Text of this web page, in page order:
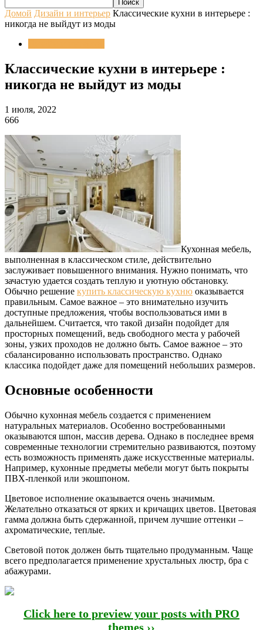
Домой Дизайн и интерьер Классические кухни в интерьере :
никогда не выйдут из моды
Классические кухни в интерьере :
никогда не выйдут из моды
1 июля, 2022
666
Кухонная мебель,
выполненная в классическом стиле, действительно
заслуживает повышенного внимания. Нужно понимать, что
зачастую удается создать теплую и уютную обстановку.
Обычно решение купить классическую кухню оказывается
правильным. Самое важное – это внимательно изучить
доступные предложения, чтобы воспользоваться ими в
дальнейшем. Считается, что такой дизайн подойдет для
просторных помещений, ведь свободного места у рабочей
зоны, узких проходов не должно быть. Самое важное – это
сбалансированно использовать пространство. Однако
классика подойдет даже для помещений небольших размеров.
Основные особенности
Обычно кухонная мебель создается с применением
натуральных материалов. Особенно востребованными
оказываются шпон, массив дерева. Однако в последнее время
современные технологии стремительно развиваются, поэтому
есть возможность применять даже искусственные материалы.
Например, кухонные предметы мебели могут быть покрыты
ПВХ-пленкой или экошпоном.
Цветовое исполнение оказывается очень значимым.
Желательно отказаться от ярких и кричащих цветов. Цветовая
гамма должна быть сдержанной, причем лучшие оттенки –
ахроматические, теплые.
Световой поток должен быть тщательно продуманным. Чаще
всего предполагается применение хрустальных люстр, бра с
абажурами.
Click here to preview your posts with PRO
themes ››